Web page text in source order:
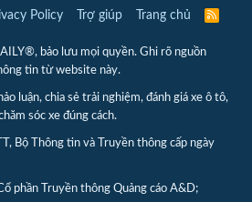
Policy Trợ giúp Trang chủ
R
bảo lưu mọi quyền. Ghi rõ nguồn
tin từ website này.
luận, chia sẻ trải nghiệm, đánh giá xe ô tô,
sóc xe đúng cách.
Bộ Thông tin và Truyền thông cấp ngày
phần Truyền thông Quảng cáo A&D;